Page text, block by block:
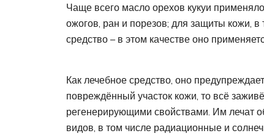
Чаще всего масло орехов кукуи
ожогов, ран и порезов; для защиты кожи, в
средство – в этом качестве оно
Как лечебное средство, оно
повреждённый участок кожи, то всё
регенерирующими свойствами. Им лечат
видов, в том числе радиационные и